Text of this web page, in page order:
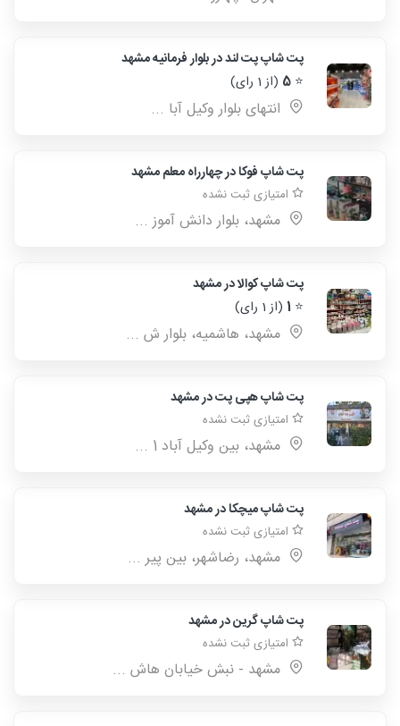
پت شاپ پت لند در بلوار فرمانیه مشهد
⭐
5 (از 1 رای)
انتهای بلوار وکیل آبا ...
پت شاپ فوکا در چهارراه معلم مشهد
امتیازی ثبت نشده
مشهد، بلوار دانش آموز ...
پت شاپ کوالا در مشهد
⭐
1 (از 1 رای)
مشهد، هاشمیه، بلوار ش ...
پت شاپ هپی پت در مشهد
امتیازی ثبت نشده
مشهد، بین وکیل آباد 1 ...
پت شاپ میچکا در مشهد
امتیازی ثبت نشده
مشهد، رضاشهر، بین پیر ...
پت شاپ گرین در مشهد
امتیازی ثبت نشده
مشهد - نبش خیابان هاش ...